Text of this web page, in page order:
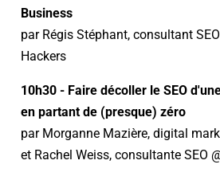
Business
par Régis Stéphant, consultant
Hackers
10h30 - Faire décoller le SEO
en partant de (presque) zéro
par Morganne Mazière, digital
et Rachel Weiss, consultante SEO